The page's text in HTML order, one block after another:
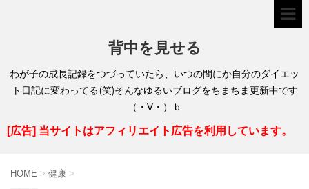
背中を見せる
わが子の成長記録をつづっていたら、いつの間にか自分のダイエッ
ト日記に変わってる(笑)そんなゆるいブログをちまちま更新中です
（・∀・）ｂ
[広告] 当サイトはアフィリエイト広告を利用しています。
HOME > 健康 >